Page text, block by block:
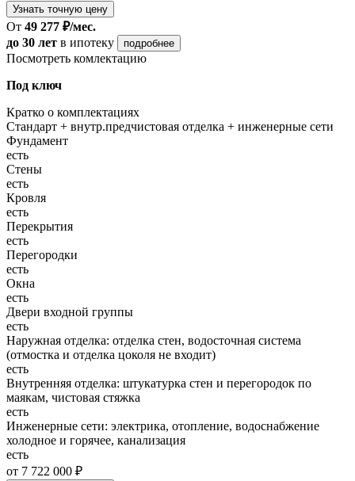
Узнать точную цену
От 49 277 ₽/мес.
до 30 лет в ипотеку подробнее
Посмотреть комлектацию
Под ключ
Кратко о комплектациях
Стандарт + внутр.предчистовая отделка + инженерные сети
Фундамент
есть
Стены
есть
Кровля
есть
Перекрытия
есть
Перегородки
есть
Окна
есть
Двери входной группы
есть
Наружная отделка: отделка стен, водосточная система
(отмостка и отделка цоколя не входит)
есть
Внутренняя отделка: штукатурка стен и перегородок по
маякам, чистовая стяжка
есть
Инженерные сети: электрика, отопление, водоснабжение
холодное и горячее, канализация
есть
от 7 722 000 ₽